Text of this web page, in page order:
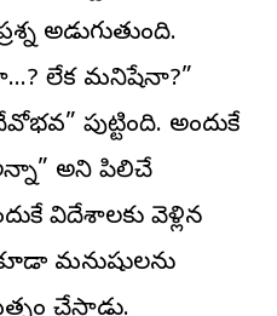
అడుగుతుంది.
లేక మనిషేనా?”
పుట్టింది. అందుకే
అని పిలిచే
విదేశాలకు వెళ్లిన
మనుషులను